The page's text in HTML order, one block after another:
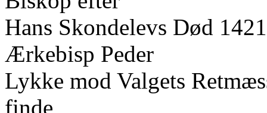
Hans Skondelevs Død
Ærkebisp Peder
Lykke mod Valgets
finde